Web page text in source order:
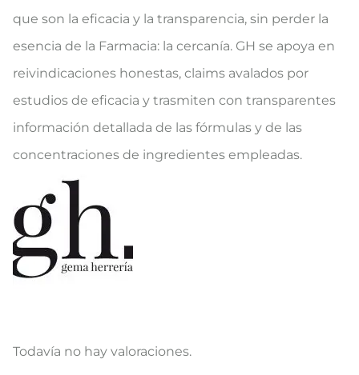
que son la eficacia y la transparencia, sin perder la
esencia de la Farmacia: la cercanía. GH se apoya en
reivindicaciones honestas, claims avalados por
estudios de eficacia y trasmiten con transparentes
información detallada de las fórmulas y de las
concentraciones de ingredientes empleadas.
Todavía no hay valoraciones.